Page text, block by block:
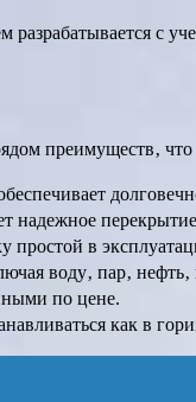
с
преимуществ‚
надежное
простой в
воду‚ пар‚
по цене.
как в